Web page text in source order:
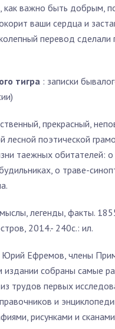
важно быть добрым,
ваши сердца и
перевод
тигра : записки
прекрасный,
поэтической
таежных обитателей:
о траве-
легенды, факты.
2014.- 240с.: ил.
Юрий Ефремов, члены
издании собраны самые
трудов первых
и
рисунками и